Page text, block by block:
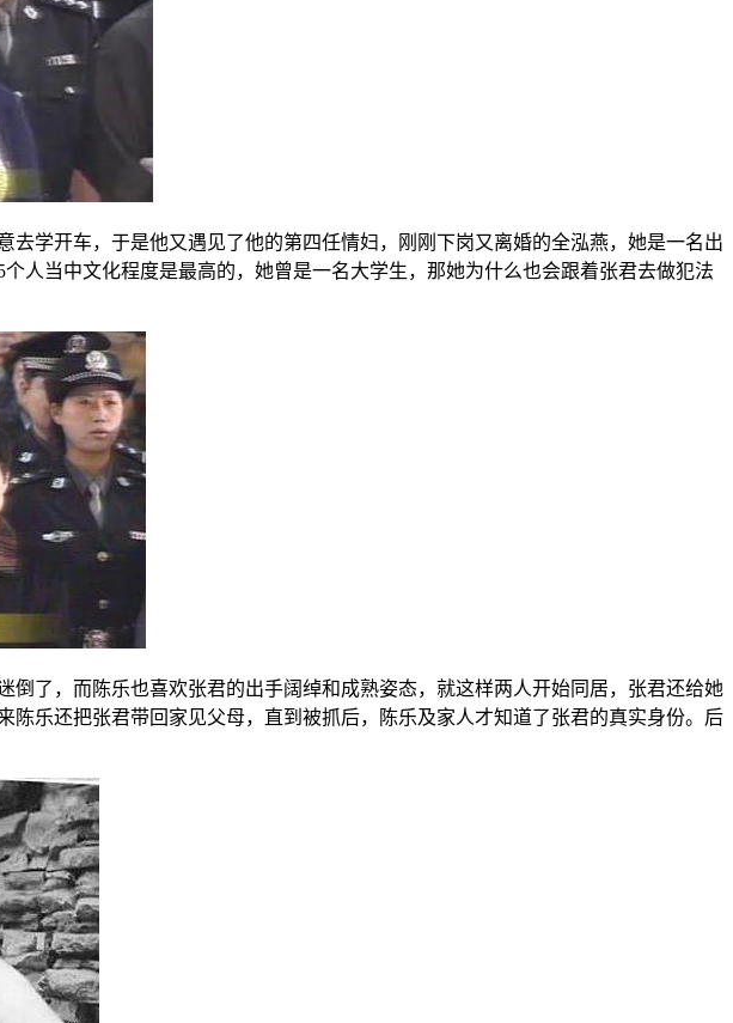
学开车，于是他又遇见了他的第四任情妇，刚刚下岗又离婚的全泓燕，她是一名出
人当中文化程度是最高的，她曾是一名大学生，那她为什么也会跟着张君去做犯法
了，而陈乐也喜欢张君的出手阔绰和成熟姿态，就这样两人开始同居，张君还给她
乐还把张君带回家见父母，直到被抓后，陈乐及家人才知道了张君的真实身份。后